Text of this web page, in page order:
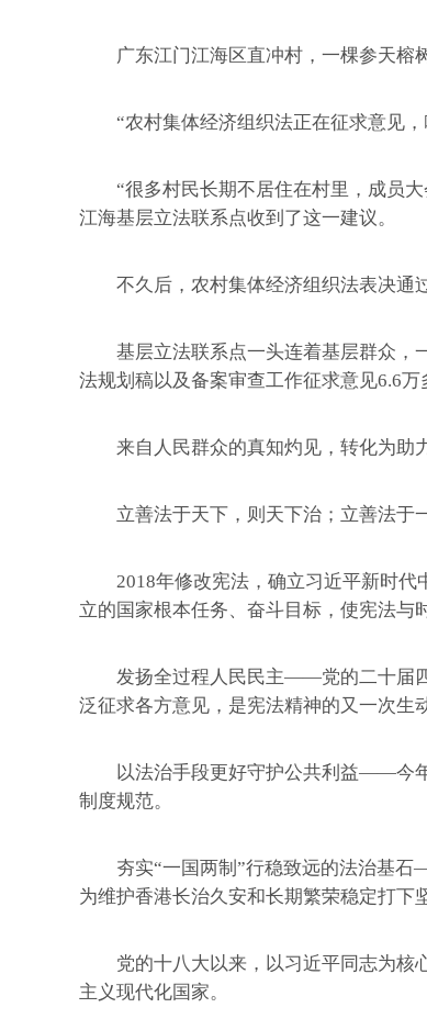
广东江门江海区直冲村，一棵参天榕树
“农村集体经济组织法正在征求意见，
“很多村民长期不居住在村里，成员大
江海基层立法联系点收到了这一建议。
不久后，农村集体经济组织法表决通过
基层立法联系点一头连着基层群众，一
法规划稿以及备案审查工作征求意见6.6万
来自人民群众的真知灼见，转化为助力
立善法于天下，则天下治；立善法于一
2018年修改宪法，确立习近平新时代
立的国家根本任务、奋斗目标，使宪法与
发扬全过程人民民主——党的二十届四
泛征求各方意见，是宪法精神的又一次生
以法治手段更好守护公共利益——今年
制度规范。
夯实“一国两制”行稳致远的法治基石
为维护香港长治久安和长期繁荣稳定打下
党的十八大以来，以习近平同志为核心
主义现代化国家。